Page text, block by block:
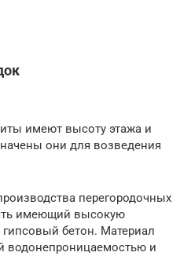
имеют высоту этажа и
они для возведения
перегородочных
имеющий высокую
бетон. Материал
водонепроницаемостью и